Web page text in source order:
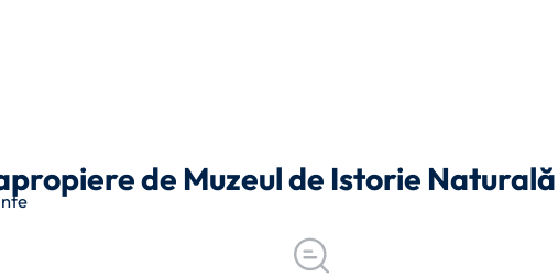
de Muzeul de Istorie Naturală